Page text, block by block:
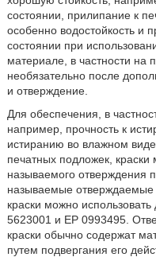
состоянии, прилипание к
особенно водостойкость и
состоянии при
материале, в частности на
необязательно после
и отверждение.
Для обеспечения, в
например, прочность к
истиранию во влажном
печатных подложек,
называемого отверждения
называемые отверждаемые
краски можно
5623001 и EP 0993495.
краски обычно содержат
путем подвергания его